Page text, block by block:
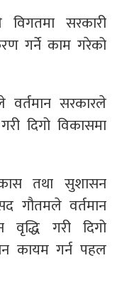
सरकारी
गर्ने काम गरेको
वर्तमान सरकारले
दिगो विकासमा
तथा सुशासन
गौतमले वर्तमान
गरी दिगो
कायम गर्न पहल